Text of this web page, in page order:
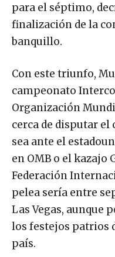
para el séptimo,
finalización de la
banquillo.
Con este triunfo,
campeonato
Organización
cerca de disputar
sea ante el
en OMB o el kazajo
Federación
pelea sería entre
Las Vegas, aunque
los festejos patrios
país.